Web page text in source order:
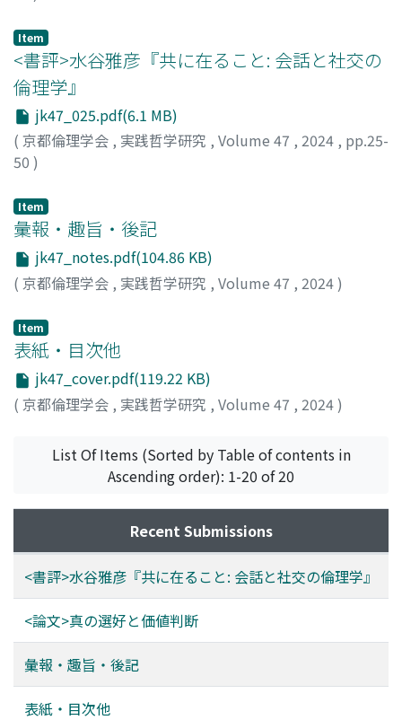
Item
<書評>水谷雅彦『共に在ること: 会話と社交の
倫理学』
jk47_025.pdf(6.1 MB)
( 京都倫理学会 , 実践哲学研究 , Volume 47 , 2024 , pp.25-
50 )
Item
彙報・趣旨・後記
jk47_notes.pdf(104.86 KB)
( 京都倫理学会 , 実践哲学研究 , Volume 47 , 2024)
Item
表紙・目次他
jk47_cover.pdf(119.22 KB)
( 京都倫理学会 , 実践哲学研究 , Volume 47 , 2024)
List Of Items (Sorted by Table of contents in
Ascending order): 1-20 of 20
Recent Submissions
<書評>水谷雅彦『共に在ること: 会話と社交の倫理学』
<論文>真の選好と価値判断
彙報・趣旨・後記
表紙・目次他